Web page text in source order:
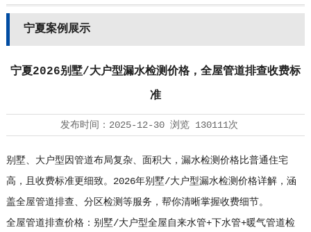
宁夏案例展示
宁夏2026别墅/大户型漏水检测价格，全屋管道排查收费标
准
发布时间： 2025-12-30浏览 130111次
别墅、大户型因管道布局复杂、面积大，漏水检测价格比普通住宅
高，且收费标准更细致。2026年别墅/大户型漏水检测价格详解，涵
盖全屋管道排查、分区检测等服务，帮你清晰掌握收费细节。
全屋管道排查价格：别墅/大户型全屋自来水管+下水管+暖气管道检